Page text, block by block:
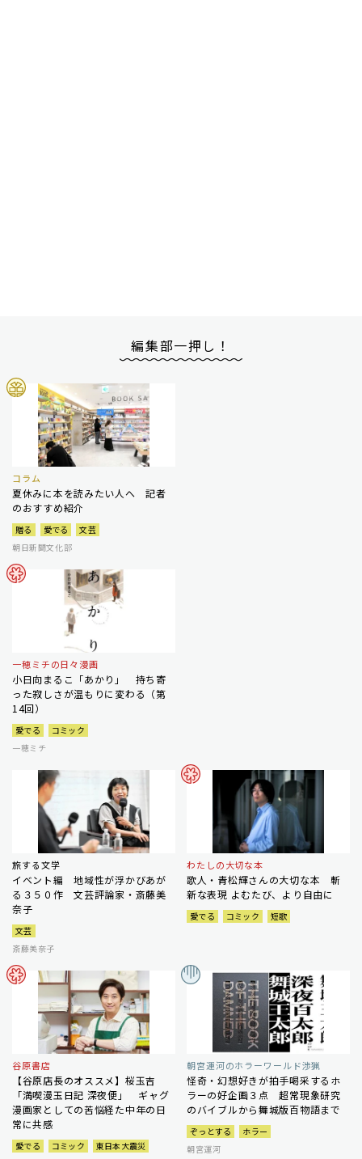
編集部一押し！
コラム
夏休みに本を読みたい人へ 記者
のおすすめ紹介
贈る 愛でる
文芸
朝日新聞文化部
一穂ミチの日々漫画
小日向まるこ「あかり」 持ち寄
った寂しさが温もりに変わる（第
14回）
愛でる
コミック
一穂ミチ
旅する文学
イベント編 地域性が浮かびあが
る３５０作 文芸評論家・斎藤美
奈子
文芸
斎藤美奈子
わたしの大切な本
歌人・青松輝さんの大切な本 斬
新な表現 よむたび、より自由に
愛でる コミック 短歌
谷原書店
【谷原店長のオススメ】桜玉吉
「満喫漫玉日記 深夜便」 ギャグ
漫画家としての苦悩経た中年の日
常に共感
愛でる コミック
東日本大震災
朝宮運河のホラーワールド渉猟
怪奇・幻想好きが拍手喝采するホ
ラーの好企画３点 超常現象研究
のバイブルから舞城版百物語まで
ぞっとする
ホラー
朝宮運河